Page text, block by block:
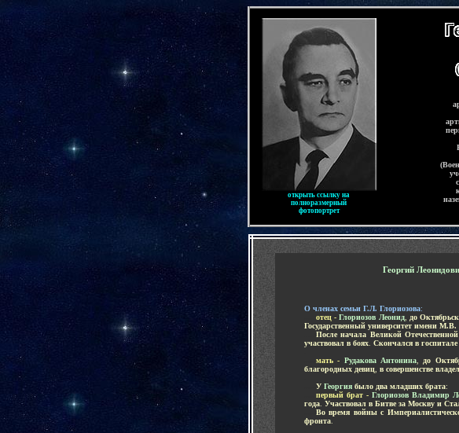
открыть ссылку на
полноразмерный
фотопортрет
Георгий
О членах семьи Г.Л. Глориозова:
отец -Глориозов Леонид,
до
Государственный университет имени М.В.
После начала Великой
участвовал в боях Скончался в
мать - Рудакова Антонина до
благородных девиц в совершенстве
У Георгия было два младших брата:
первый брат - Глориозов Владимир
года Участвовал в Битве за Москву и
Во время войны с
фронта